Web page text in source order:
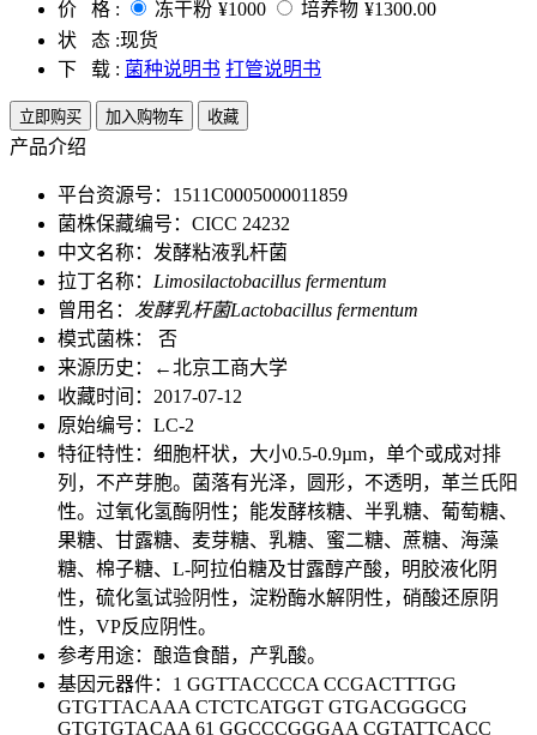
价 格 : 冻干粉 ¥1000 培养物 ¥1300.00
状 态 :现货
下 载 : 菌种说明书 打管说明书
立即购买 加入购物车 收藏
产品介绍
平台资源号：1511C0005000011859
菌株保藏编号：CICC 24232
中文名称：发酵粘液乳杆菌
拉丁名称： Limosilactobacillus fermentum
曾用名： 发酵乳杆菌Lactobacillus fermentum
模式菌株： 否
来源历史：←北京工商大学
收藏时间：2017-07-12
原始编号：LC-2
特征特性：细胞杆状，大小0.5-0.9µm，单个或成对排
列，不产芽胞。菌落有光泽，圆形，不透明，革兰氏阳
性。过氧化氢酶阴性；能发酵核糖、半乳糖、葡萄糖、
果糖、甘露糖、麦芽糖、乳糖、蜜二糖、蔗糖、海藻
糖、棉子糖、L-阿拉伯糖及甘露醇产酸，明胶液化阴
性，硫化氢试验阴性，淀粉酶水解阴性，硝酸还原阴
性，VP反应阴性。
参考用途：酿造食醋，产乳酸。
基因元器件：1 GGTTACCCCA CCGACTTTGG
GTGTTACAAA CTCTCATGGT GTGACGGGCG
GTGTGTACAA 61 GGCCCGGGAA CGTATTCACC